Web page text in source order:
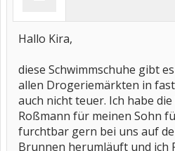
Hallo Kira,
diese Schwimmschuhe gibt
allen Drogeriemärkten in
auch nicht teuer. Ich habe
Roßmann für meinen Sohn
furchtbar gern bei uns auf
Brunnen herumläuft und ich